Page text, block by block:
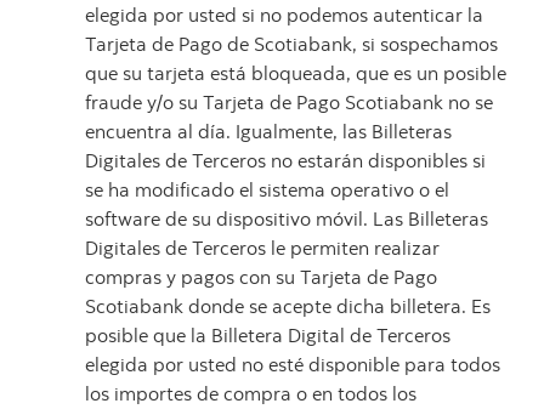
elegida por usted si no podemos autenticar la
Tarjeta de Pago de Scotiabank, si sospechamos
que su tarjeta está bloqueada, que es un posible
fraude y/o su Tarjeta de Pago Scotiabank no se
encuentra al día. Igualmente, las Billeteras
Digitales de Terceros no estarán disponibles si
se ha modificado el sistema operativo o el
software de su dispositivo móvil. Las Billeteras
Digitales de Terceros le permiten realizar
compras y pagos con su Tarjeta de Pago
Scotiabank donde se acepte dicha billetera. Es
posible que la Billetera Digital de Terceros
elegida por usted no esté disponible para todos
los importes de compra o en todos los